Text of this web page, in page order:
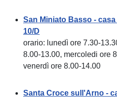
San Miniato Basso -
10/D
orario: lunedì ore 7.30-
8.00-13.00, mercoledi ore
venerdì ore 8.00-14.00
Santa Croce sull'Arno -